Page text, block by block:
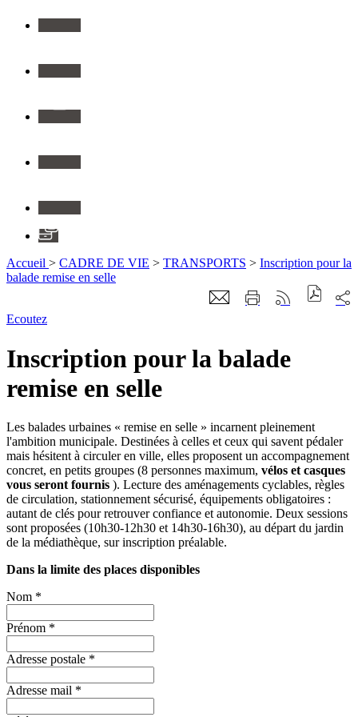
Accueil > CADRE DE VIE > TRANSPORTS > Inscription pour la
balade remise en selle
Ecoutez
Inscription pour la balade
remise en selle
Les balades urbaines « remise en selle » incarnent pleinement
l'ambition municipale. Destinées à celles et ceux qui savent pédaler
mais hésitent à circuler en ville, elles proposent un accompagnement
concret, en petits groupes (8 personnes maximum, vélos et casques
vous seront fournis ). Lecture des aménagements cyclables, règles
de circulation, stationnement sécurisé, équipements obligatoires :
autant de clés pour retrouver confiance et autonomie. Deux sessions
sont proposées (10h30-12h30 et 14h30-16h30), au départ du jardin
de la médiathèque, sur inscription préalable.
Dans la limite des places disponibles
Nom *
Prénom *
Adresse postale *
Adresse mail *